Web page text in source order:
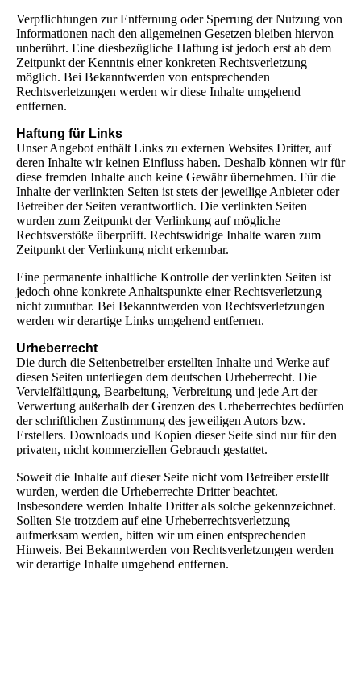
Verpflichtungen zur Entfernung oder Sperrung der Nutzung von
Informationen nach den allgemeinen Gesetzen bleiben hiervon
unberührt. Eine diesbezügliche Haftung ist jedoch erst ab dem
Zeitpunkt der Kenntnis einer konkreten Rechtsverletzung
möglich. Bei Bekanntwerden von entsprechenden
Rechtsverletzungen werden wir diese Inhalte umgehend
entfernen.
Haftung für Links
Unser Angebot enthält Links zu externen Websites Dritter, auf
deren Inhalte wir keinen Einfluss haben. Deshalb können wir für
diese fremden Inhalte auch keine Gewähr übernehmen. Für die
Inhalte der verlinkten Seiten ist stets der jeweilige Anbieter oder
Betreiber der Seiten verantwortlich. Die verlinkten Seiten
wurden zum Zeitpunkt der Verlinkung auf mögliche
Rechtsverstöße überprüft. Rechtswidrige Inhalte waren zum
Zeitpunkt der Verlinkung nicht erkennbar.
Eine permanente inhaltliche Kontrolle der verlinkten Seiten ist
jedoch ohne konkrete Anhaltspunkte einer Rechtsverletzung
nicht zumutbar. Bei Bekanntwerden von Rechtsverletzungen
werden wir derartige Links umgehend entfernen.
Urheberrecht
Die durch die Seitenbetreiber erstellten Inhalte und Werke auf
diesen Seiten unterliegen dem deutschen Urheberrecht. Die
Vervielfältigung, Bearbeitung, Verbreitung und jede Art der
Verwertung außerhalb der Grenzen des Urheberrechtes bedürfen
der schriftlichen Zustimmung des jeweiligen Autors bzw.
Erstellers. Downloads und Kopien dieser Seite sind nur für den
privaten, nicht kommerziellen Gebrauch gestattet.
Soweit die Inhalte auf dieser Seite nicht vom Betreiber erstellt
wurden, werden die Urheberrechte Dritter beachtet.
Insbesondere werden Inhalte Dritter als solche gekennzeichnet.
Sollten Sie trotzdem auf eine Urheberrechtsverletzung
aufmerksam werden, bitten wir um einen entsprechenden
Hinweis. Bei Bekanntwerden von Rechtsverletzungen werden
wir derartige Inhalte umgehend entfernen.